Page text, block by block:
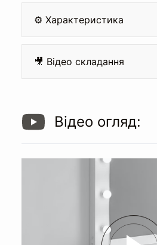
⚙️ Характеристика
Матеріал:
Кромка:
Направляючі на шухляді:
🎥 Відео складання
Відео огляд: